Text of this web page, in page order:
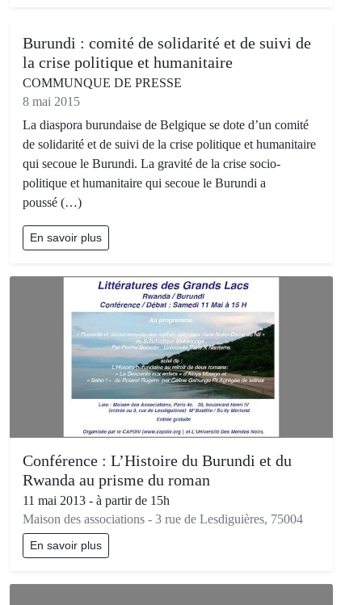
Burundi : comité de solidarité et de suivi de
la crise politique et humanitaire
COMMUNQUE DE PRESSE
8 mai 2015
La diaspora burundaise de Belgique se dote d’un comité
de solidarité et de suivi de la crise politique et humanitaire
qui secoue le Burundi. La gravité de la crise socio-
politique et humanitaire qui secoue le Burundi a
poussé (…)
En savoir plus
Conférence : L’Histoire du Burundi et du
Rwanda au prisme du roman
11 mai 2013 - à partir de 15h
Maison des associations - 3 rue de Lesdiguières, 75004
En savoir plus